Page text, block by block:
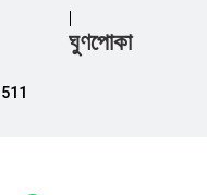
Add to cart
ঘুণপোকা
511